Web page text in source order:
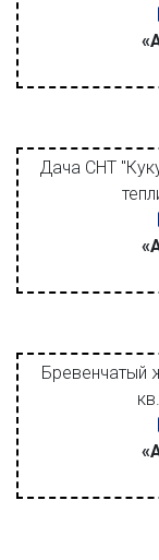
Дача СНТ
Бревенчатый